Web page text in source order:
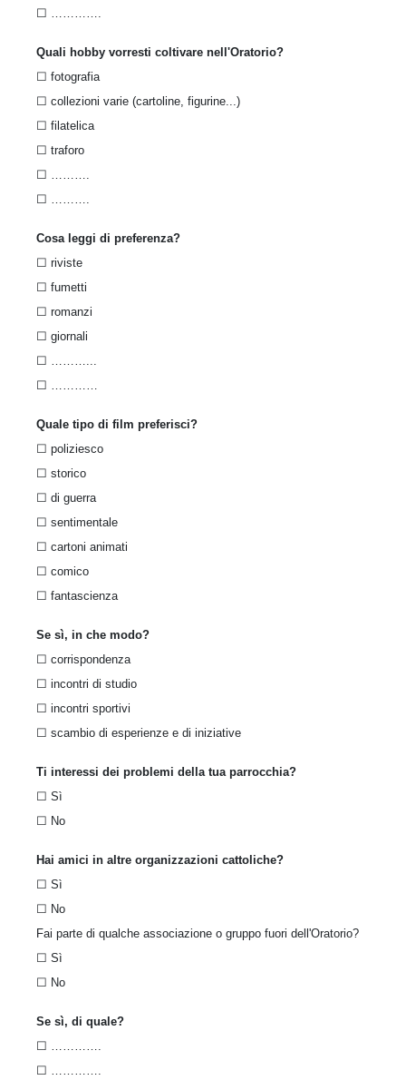
☐ ………….
Quali hobby vorresti coltivare nell'Oratorio?
☐ fotografia
☐ collezioni varie (cartoline, figurine...)
☐ filatelica
☐ traforo
☐ ……….
☐ ……….
Cosa leggi di preferenza?
☐ riviste
☐ fumetti
☐ romanzi
☐ giornali
☐ ………...
☐ …………
Quale tipo di film preferisci?
☐ poliziesco
☐ storico
☐ di guerra
☐ sentimentale
☐ cartoni animati
☐ comico
☐ fantascienza
Se sì, in che modo?
☐ corrispondenza
☐ incontri di studio
☐ incontri sportivi
☐ scambio di esperienze e di iniziative
Ti interessi dei problemi della tua parrocchia?
☐ Sì
☐ No
Hai amici in altre organizzazioni cattoliche?
☐ Sì
☐ No
Fai parte di qualche associazione o gruppo fuori dell'Oratorio?
☐ Sì
☐ No
Se sì, di quale?
☐ ………….
☐ ………….